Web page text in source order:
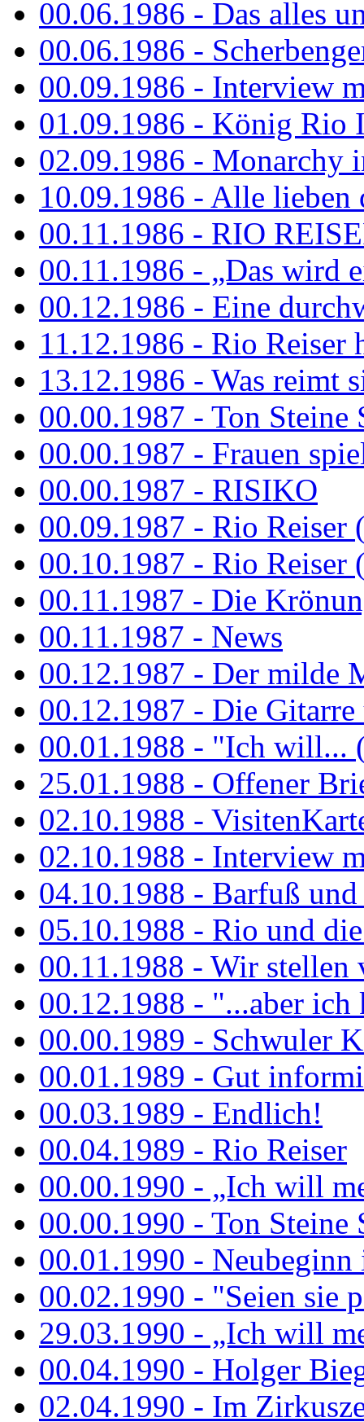
00.06.1986 - Das alles
00.06.1986 -
00.09.1986 - Interview
01.09.1986 - König Rio
02.09.1986 - Monarchy
10.09.1986 - Alle lieben
00.11.1986 - RIO
00.11.1986 - „Das wird
00.12.1986 - Eine
11.12.1986 - Rio Reiser
13.12.1986 - Was reimt
00.00.1987 - Ton Steine
00.00.1987 - Frauen
00.00.1987 - RISIKO
00.09.1987 - Rio Reiser
00.10.1987 - Rio Reiser
00.11.1987 - Die
00.11.1987 - News
00.12.1987 - Der milde
00.12.1987 - Die Gitarre
00.01.1988 - "Ich will...
25.01.1988 - Offener
02.10.1988 -
02.10.1988 - Interview
04.10.1988 - Barfuß und
05.10.1988 - Rio und
00.11.1988 - Wir stellen
00.12.1988 - "...aber ich
00.00.1989 - Schwuler
00.01.1989 - Gut
00.03.1989 - Endlich!
00.04.1989 - Rio Reiser
00.00.1990 - „Ich will
00.00.1990 - Ton Steine
00.01.1990 -
00.02.1990 - "Seien sie
29.03.1990 - „Ich will
00.04.1990 - Holger
02.04.1990 - Im